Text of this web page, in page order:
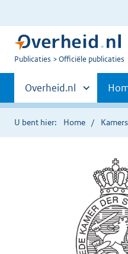
U
Publicaties Officiële publicaties
Primaire
navigatie
Andere
sites
binnen
Overheid.nl
U bent hier: Home